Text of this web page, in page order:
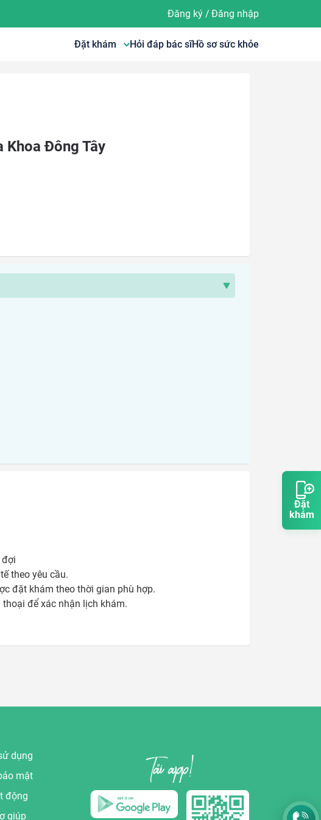
Đặt
khám
Đăng ký/ Đăng nhập
Đặt khám Hỏi đáp bác sĩHồ sơ sức khỏe
Đông Tây
đợi
theo yêu cầu.
đặt khám theo thời gian phù hợp.
để xác nhận lịch khám.
dụng
mật
động
giúp